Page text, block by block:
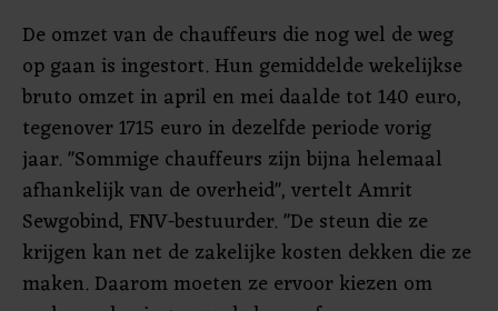
De omzet van de chauffeurs die nog wel de weg
op gaan is ingestort. Hun gemiddelde wekelijkse
bruto omzet in april en mei daalde tot 140 euro,
tegenover 1715 euro in dezelfde periode vorig
jaar. "Sommige chauffeurs zijn bijna helemaal
afhankelijk van de overheid", vertelt Amrit
Sewgobind, FNV-bestuurder. "De steun die ze
krijgen kan net de zakelijke kosten dekken die ze
maken. Daarom moeten ze ervoor kiezen om